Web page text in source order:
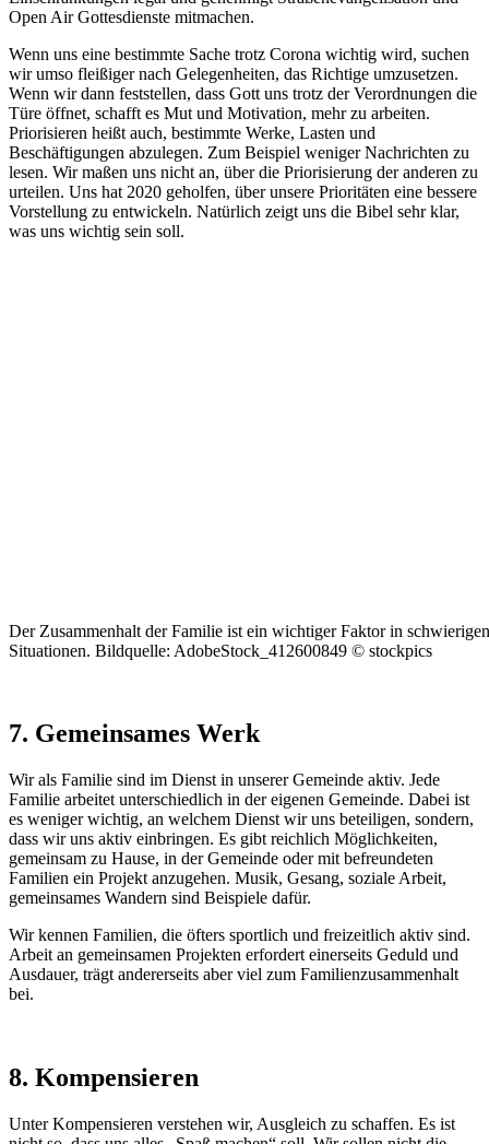
Open Air Gottesdienste mitmachen.
Wenn uns eine bestimmte Sache trotz Corona wichtig wird, suchen
wir umso fleißiger nach Gelegenheiten, das Richtige umzusetzen.
Wenn wir dann feststellen, dass Gott uns trotz der Verordnungen die
Türe öffnet, schafft es Mut und Motivation, mehr zu arbeiten.
Priorisieren heißt auch, bestimmte Werke, Lasten und
Beschäftigungen abzulegen. Zum Beispiel weniger Nachrichten zu
lesen. Wir maßen uns nicht an, über die Priorisierung der anderen zu
urteilen. Uns hat 2020 geholfen, über unsere Prioritäten eine bessere
Vorstellung zu entwickeln. Natürlich zeigt uns die Bibel sehr klar,
was uns wichtig sein soll.
Der Zusammenhalt der Familie ist ein wichtiger Faktor in schwierigen
Situationen. Bildquelle: AdobeStock_412600849 © stockpics
7. Gemeinsames Werk
Wir als Familie sind im Dienst in unserer Gemeinde aktiv. Jede
Familie arbeitet unterschiedlich in der eigenen Gemeinde. Dabei ist
es weniger wichtig, an welchem Dienst wir uns beteiligen, sondern,
dass wir uns aktiv einbringen. Es gibt reichlich Möglichkeiten,
gemeinsam zu Hause, in der Gemeinde oder mit befreundeten
Familien ein Projekt anzugehen. Musik, Gesang, soziale Arbeit,
gemeinsames Wandern sind Beispiele dafür.
Wir kennen Familien, die öfters sportlich und freizeitlich aktiv sind.
Arbeit an gemeinsamen Projekten erfordert einerseits Geduld und
Ausdauer, trägt andererseits aber viel zum Familienzusammenhalt
bei.
8. Kompensieren
Unter Kompensieren verstehen wir, Ausgleich zu schaffen. Es ist